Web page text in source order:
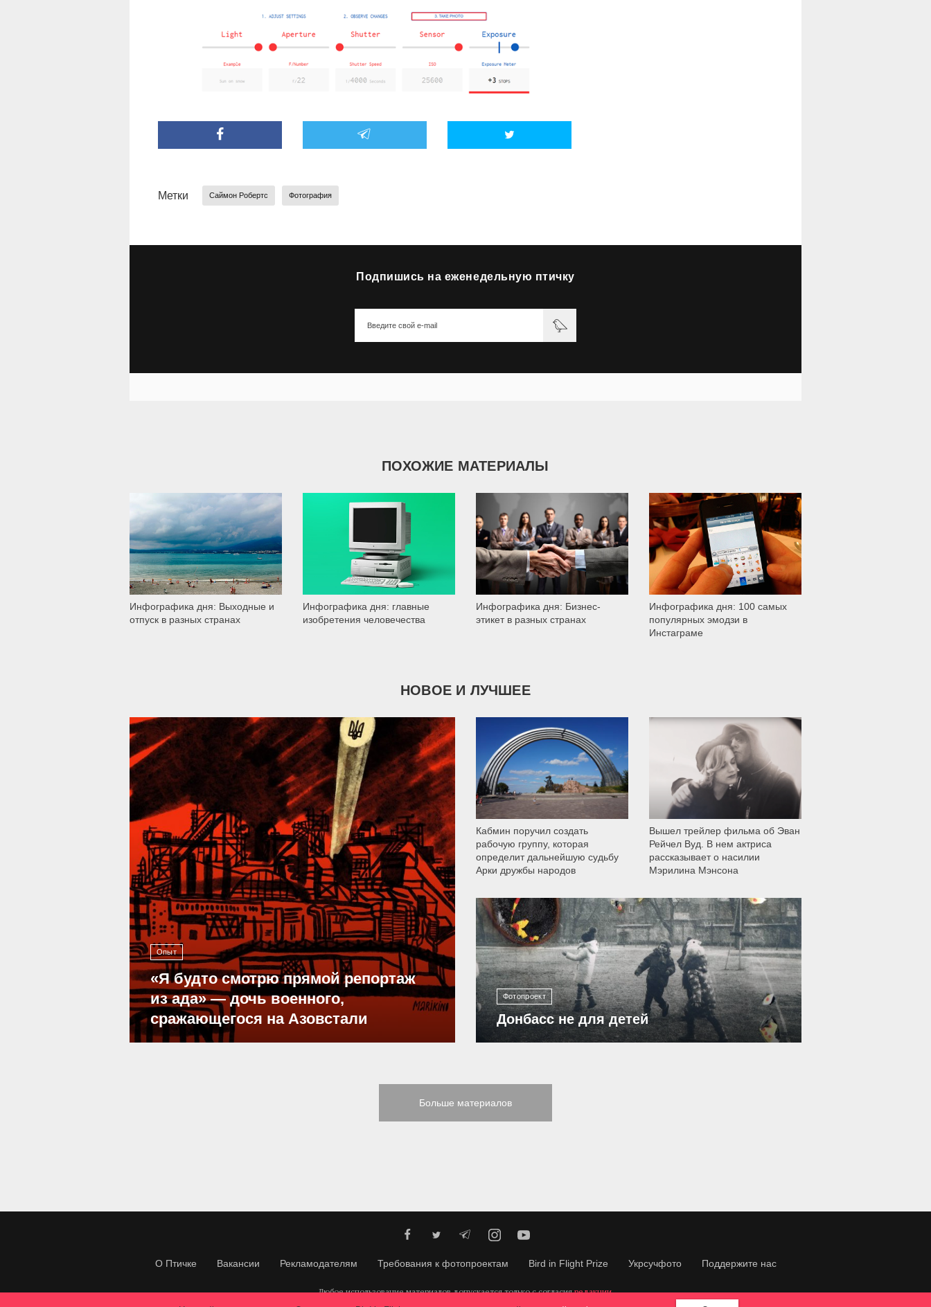
Метки Саймон Робертс Фотография
Подпишись на еженедельную птичку
ПОХОЖИЕ МАТЕРИАЛЫ
Инфографика дня: Выходные и
отпуск в разных странах
1 030
Инфографика дня: главные
изобретения человечества
Инфографика дня: Бизнес-
этикет в разных странах
1 430
Инфографика дня: 100 самых
популярных эмодзи в
Инстаграме
3 168
НОВОЕ И ЛУЧШЕЕ
Опыт
«Я будто смотрю прямой репортаж
из ада» — дочь военного,
сражающегося на Азовстали
39 296
Кабмин поручил создать
рабочую группу, которая
определит дальнейшую судьбу
Арки дружбы народов
9 790
Вышел трейлер фильма об Эван
Рейчел Вуд. В нем актриса
рассказывает о насилии
Мэрилина Мэнсона
Фотопроект
Донбасс не для детей
12 307
Больше материалов
О Птичке Вакансии Рекламодателям Требования к фотопроектам Bird in Flight Prize Укрсучфото Поддержите нас
Любое использование материалов допускается только с согласияредакции.
© 2026, Bird In Flight.
Все права защищены.